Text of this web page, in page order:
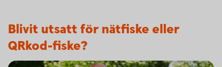
Blivit utsatt för nätfiske eller
QRkod-fiske?